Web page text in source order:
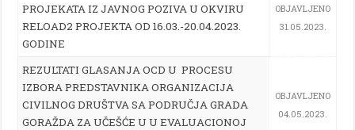
PROJEKATA IZ JAVNOG POZIVA U OKVIRU
RELOAD2 PROJEKTA OD 16.03.-20.04.2023.
GODINE
OBJAVLJENO
31.05.2023.
REZULTATI GLASANJA OCD U PROCESU
IZBORA PREDSTAVNIKA ORGANIZACIJA
CIVILNOG DRUŠTVA SA PODRUČJA GRADA
GORAŽDA ZA UČEŠĆE U U EVALUACIONOJ
OBJAVLJENO
04.05.2023.